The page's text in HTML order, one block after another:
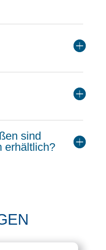
sind
erhältlich?